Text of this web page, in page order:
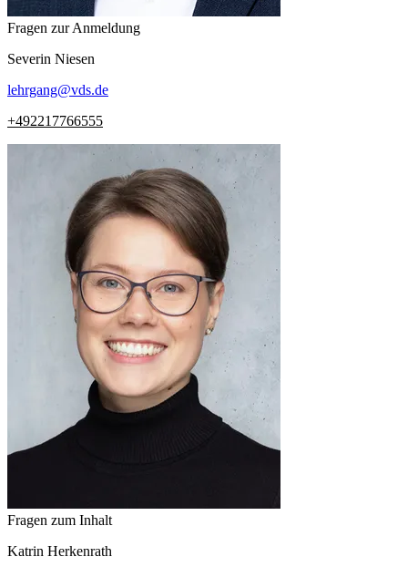
Fragen zur Anmeldung
Severin Niesen
lehrgang@vds.de
+492217766555
Fragen zum Inhalt
Katrin Herkenrath